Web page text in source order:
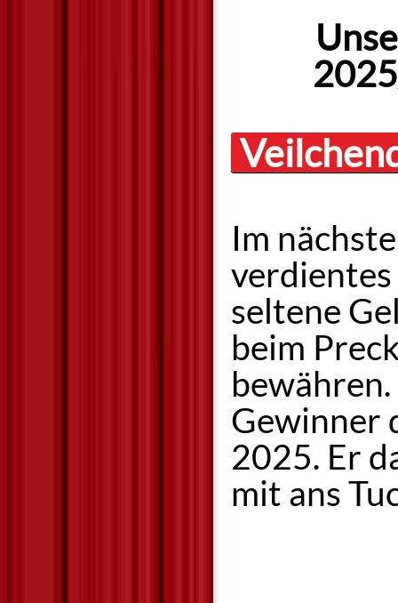
Im
seltene
beim
Gewinner
2025. Er
mit ans